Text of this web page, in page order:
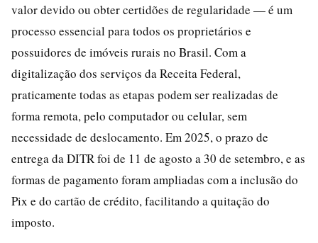
valor devido ou obter certidões de regularidade — é um
processo essencial para todos os proprietários e
possuidores de imóveis rurais no Brasil. Com a
digitalização dos serviços da Receita Federal,
praticamente todas as etapas podem ser realizadas de
forma remota, pelo computador ou celular, sem
necessidade de deslocamento. Em 2025, o prazo de
entrega da DITR foi de 11 de agosto a 30 de setembro, e as
formas de pagamento foram ampliadas com a inclusão do
Pix e do cartão de crédito, facilitando a quitação do
imposto.